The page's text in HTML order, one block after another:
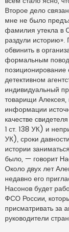
Второе дело
мне не было
фамилия утекла в
раздули
обвинить в
формальным
позиционирование
детективном
индивидуальный
товарищи
информации
качестве
1 ст. 138 УК) и
УК), сроки
истории
было, — говорит
Около двух лет
недавно его
Насонов будет
ФСО России,
присматривать за
руководители